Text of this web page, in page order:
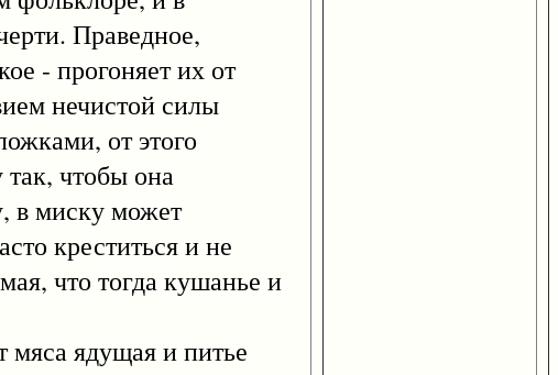
Праведное,
- прогоняет их от
нечистой силы
от этого
чтобы она
в миску может
креститься и не
что тогда кушанье и
ядущая и питье